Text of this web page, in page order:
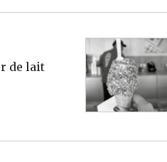
de lait